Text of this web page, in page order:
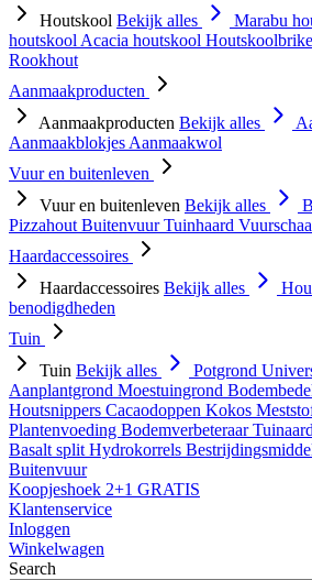
Houtskool Bekijk alles Marabu
houtskool Acacia houtskool
Rookhout
Aanmaakproducten
Aanmaakproducten Bekijk alles
Aanmaakblokjes Aanmaakwol
Vuur en buitenleven
Vuur en buitenleven Bekijk alles
Pizzahout BuitenvuurTuinhaard
Haardaccessoires
Haardaccessoires Bekijk alles
benodigdheden
Tuin
Tuin Bekijk alles Potgrond
Aanplantgrond Moestuingrond
Houtsnippers Cacaodoppen Kokos
Plantenvoeding Bodemverbeteraar
Basalt split Hydrokorrels
Buitenvuur
Koopjeshoek 2+1 GRATIS
Klantenservice
Inloggen
Winkelwagen
Search